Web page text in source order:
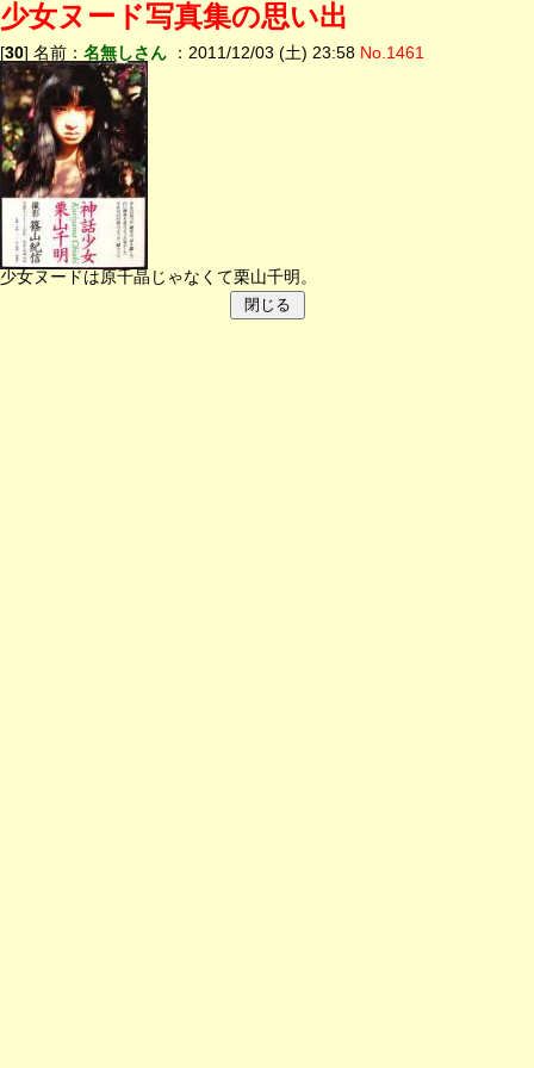
少女ヌード写真集の思い出
[30] 名前： 名無しさん ：2011/12/03 (土) 23:58 No.1461
少女ヌードは原千晶じゃなくて栗山千明。